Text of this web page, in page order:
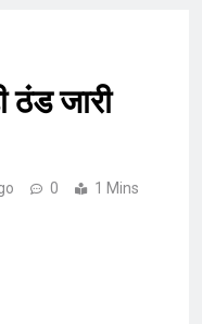
जारी
0 1 Mins